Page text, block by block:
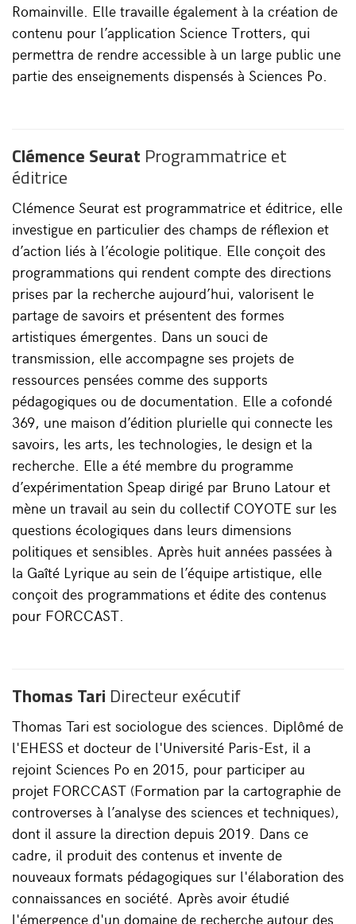
Romainville. Elle travaille également à la création de
contenu pour l’application Science Trotters, qui
permettra de rendre accessible à un large public une
partie des enseignements dispensés à Sciences Po.
Clémence Seurat Programmatrice et
éditrice
Clémence Seurat est programmatrice et éditrice, elle
investigue en particulier des champs de réflexion et
d’action liés à l’écologie politique. Elle conçoit des
programmations qui rendent compte des directions
prises par la recherche aujourd’hui, valorisent le
partage de savoirs et présentent des formes
artistiques émergentes. Dans un souci de
transmission, elle accompagne ses projets de
ressources pensées comme des supports
pédagogiques ou de documentation. Elle a cofondé
369, une maison d’édition plurielle qui connecte les
savoirs, les arts, les technologies, le design et la
recherche. Elle a été membre du programme
d’expérimentation Speap dirigé par Bruno Latour et
mène un travail au sein du collectif COYOTE sur les
questions écologiques dans leurs dimensions
politiques et sensibles. Après huit années passées à
la Gaîté Lyrique au sein de l’équipe artistique, elle
conçoit des programmations et édite des contenus
pour FORCCAST.
Thomas Tari Directeur exécutif
Thomas Tari est sociologue des sciences. Diplômé de
l'EHESS et docteur de l'Université Paris-Est, il a
rejoint Sciences Po en 2015, pour participer au
projet FORCCAST (Formation par la cartographie de
controverses à l’analyse des sciences et techniques),
dont il assure la direction depuis 2019. Dans ce
cadre, il produit des contenus et invente de
nouveaux formats pédagogiques sur l'élaboration des
connaissances en société. Après avoir étudié
l'émergence d'un domaine de recherche autour des